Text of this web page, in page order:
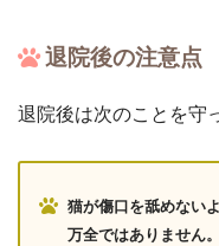
退院後の注意点
退院後は次のことを守
猫が傷口を舐めない
万全ではありません